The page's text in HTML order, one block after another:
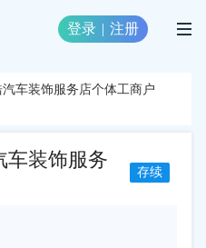
登录 | 注册
车装饰服务店个体工商户
车装饰服务
存续